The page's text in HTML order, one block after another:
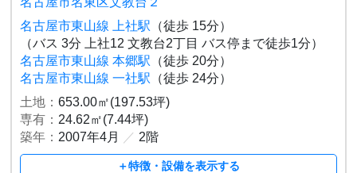
名古屋市東山線 上社駅 （徒歩 15分）
（バス 3分 上社12 文教台2丁目 バス停まで徒歩1分）
名古屋市東山線 本郷駅 （徒歩 20分）
名古屋市東山線 一社駅 （徒歩 24分）
土地：653.00㎡(197.53坪)
専有： 24.62㎡(7.44坪)
築年： 2007年4月 ／ 2階
＋特徴・設備を表示する